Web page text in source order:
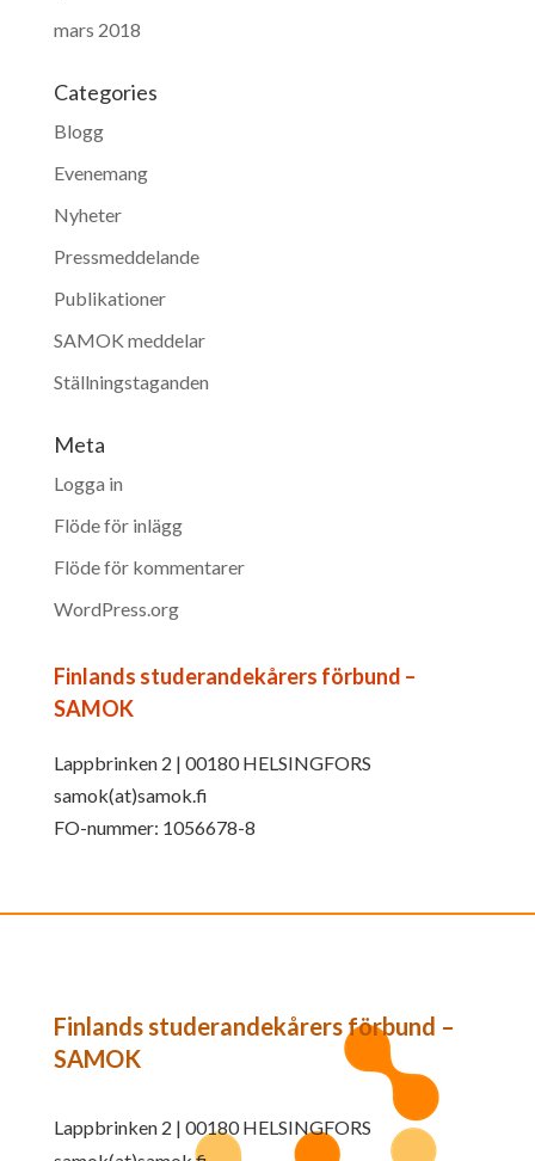
mars 2018
Categories
Blogg
Evenemang
Nyheter
Pressmeddelande
Publikationer
SAMOK meddelar
Ställningstaganden
Meta
Logga in
Flöde för inlägg
Flöde för kommentarer
WordPress.org
Finlands studerandekårers förbund –
SAMOK
Lappbrinken 2 | 00180 HELSINGFORS
samok(at)samok.fi
FO-nummer: 1056678-8
Finlands studerandekårers förbund –
SAMOK
Lappbrinken 2 | 00180 HELSINGFORS